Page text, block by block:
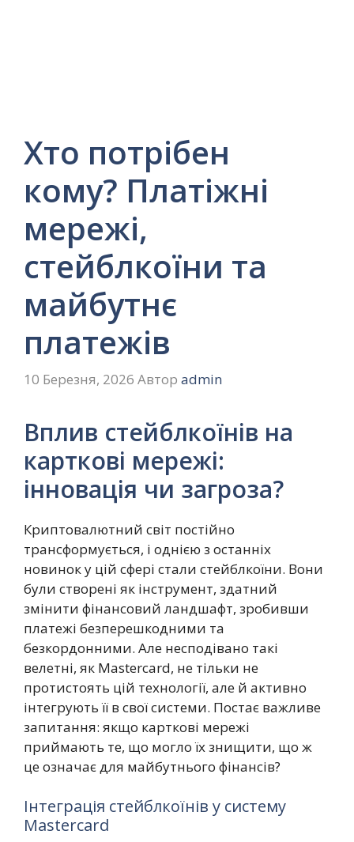
Хто потрібен
кому? Платіжні
мережі,
стейблкоїни та
майбутнє
платежів
10 Березня, 2026 Автор admin
Вплив стейблкоїнів на
карткові мережі:
інновація чи загроза?
Криптовалютний світ постійно
трансформується, і однією з останніх
новинок у цій сфері стали стейблкоїни. Вони
були створені як інструмент, здатний
змінити фінансовий ландшафт, зробивши
платежі безперешкодними та
безкордонними. Але несподівано такі
велетні, як Mastercard, не тільки не
протистоять цій технології, але й активно
інтегрують її в свої системи. Постає важливе
запитання: якщо карткові мережі
приймають те, що могло їх знищити, що ж
це означає для майбутнього фінансів?
Інтеграція стейблкоїнів у систему
Mastercard